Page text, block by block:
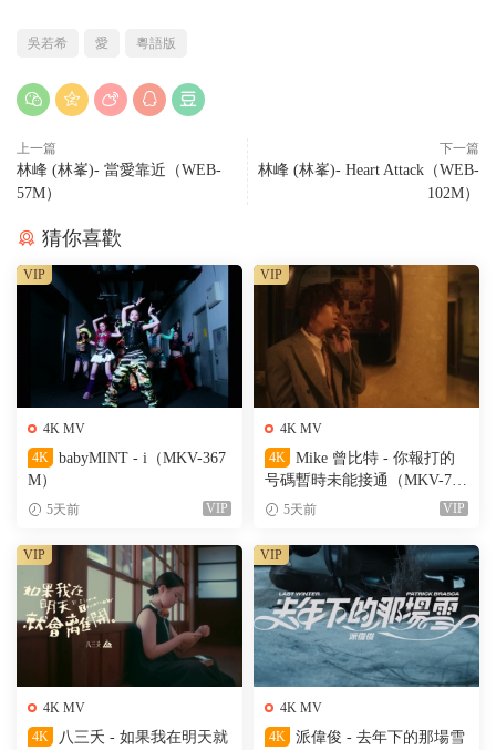
吳若希 愛 粵語版
上一篇
林峰 (林峯)- 當愛靠近（WEB-
57M）
下一篇
林峰 (林峯)- Heart Attack（WEB-
102M）
猜你喜歡
4K MV
4K
babyMINT - i（MKV-367
M）
5天前 VIP
VIP
4K MV
4K
Mike 曾比特 - 你報打的
号碼暫時未能接通（MKV-701
M）5天前 VIP
VIP
4K MV
4K
八三夭 - 如果我在明天就
VIP
4K MV
4K
派偉俊 - 去年下的那場雪
VIP